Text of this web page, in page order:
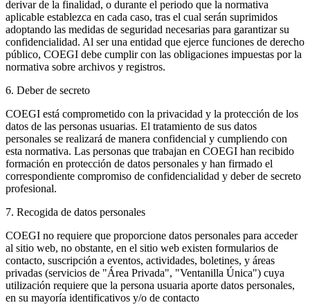
derivar de la finalidad, o durante el periodo que la normativa
aplicable establezca en cada caso, tras el cual serán suprimidos
adoptando las medidas de seguridad necesarias para garantizar su
confidencialidad. Al ser una entidad que ejerce funciones de derecho
público, COEGI debe cumplir con las obligaciones impuestas por la
normativa sobre archivos y registros.
6. Deber de secreto
COEGI está comprometido con la privacidad y la protección de los
datos de las personas usuarias. El tratamiento de sus datos
personales se realizará de manera confidencial y cumpliendo con
esta normativa. Las personas que trabajan en COEGI han recibido
formación en protección de datos personales y han firmado el
correspondiente compromiso de confidencialidad y deber de secreto
profesional.
7. Recogida de datos personales
COEGI no requiere que proporcione datos personales para acceder
al sitio web, no obstante, en el sitio web existen formularios de
contacto, suscripción a eventos, actividades, boletines, y áreas
privadas (servicios de "Área Privada", "Ventanilla Única") cuya
utilización requiere que la persona usuaria aporte datos personales,
en su mayoría identificativos y/o de contacto